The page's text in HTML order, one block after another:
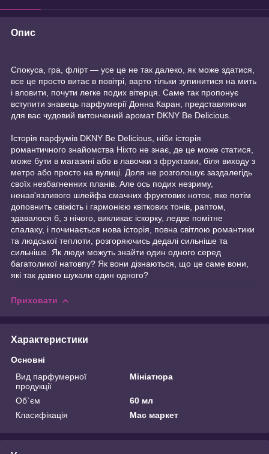
Опис
Спокуса, гра, флірт — усе це не так далеко, як може здатися,
все це просто витає в повітрі, варто тільки зупинитися на мить
і вловити, почути легке подих вітерця. Саме так пропонує
вступити знавець парфумерії Донна Каран, представляючи
для вас чудовий витончений аромат DKNY Be Delicious.
Історія парфумів DKNY Be Delicious, ніби історія
романтичного знайомства Ніхто не знає, де це може статися,
може бути в магазині або в лавочки з фруктами, біля виходу з
метро або просто на вулиці. Доля не розголошує заздалегідь
своїх незбагненних планів. Але ось подих незриму,
ненав'язливого шлейфа смачних фруктових ноток, яке потім
доповнить свіжість і гармонією квіткових тонів, раптом,
здавалося б, з нічого, викликає іскорку, ледве помітне
спалаху, і починається нова історія, повна світлою романтики
та людської теплоти, розгоряючись дедалі сильніше та
сильніше. Як люди можуть знайти один одного серед
багатоликої натовпу? Як вони дізнаються, що це саме вони,
які так давно шукали один одного?
Приховати
Характеристики
Основні
Вид парфумерної
продукції
Мініатюра
Об`єм
60 мл
Класифікація
Мас маркет